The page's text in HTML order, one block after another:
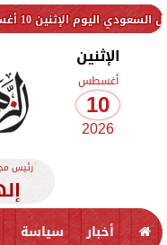
2026 في البنوك
الإثنين
أغسطس
10
2026
رئيس
أخبار سياسة